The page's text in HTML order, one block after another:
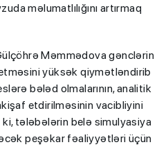
məlumatlılığını artırmaq
Məmmədova gənclərin
yüksək qiymətləndirib
bələd olmalarının, analitik
etdirilməsinin vacibliyini
tələbələrin belə simulyasiya
peşəkar fəaliyyətləri üçün